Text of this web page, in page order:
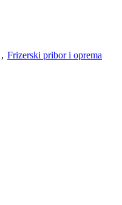
, Frizerski pribor i oprema